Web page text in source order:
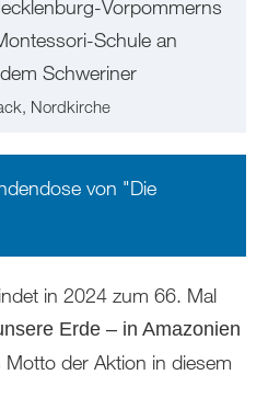
Vorpommerns
Schule an
Schweriner
Nordkirche
von "Die
in 2024 zum 66. Mal
Erde – in Amazonien
Motto der Aktion in diesem